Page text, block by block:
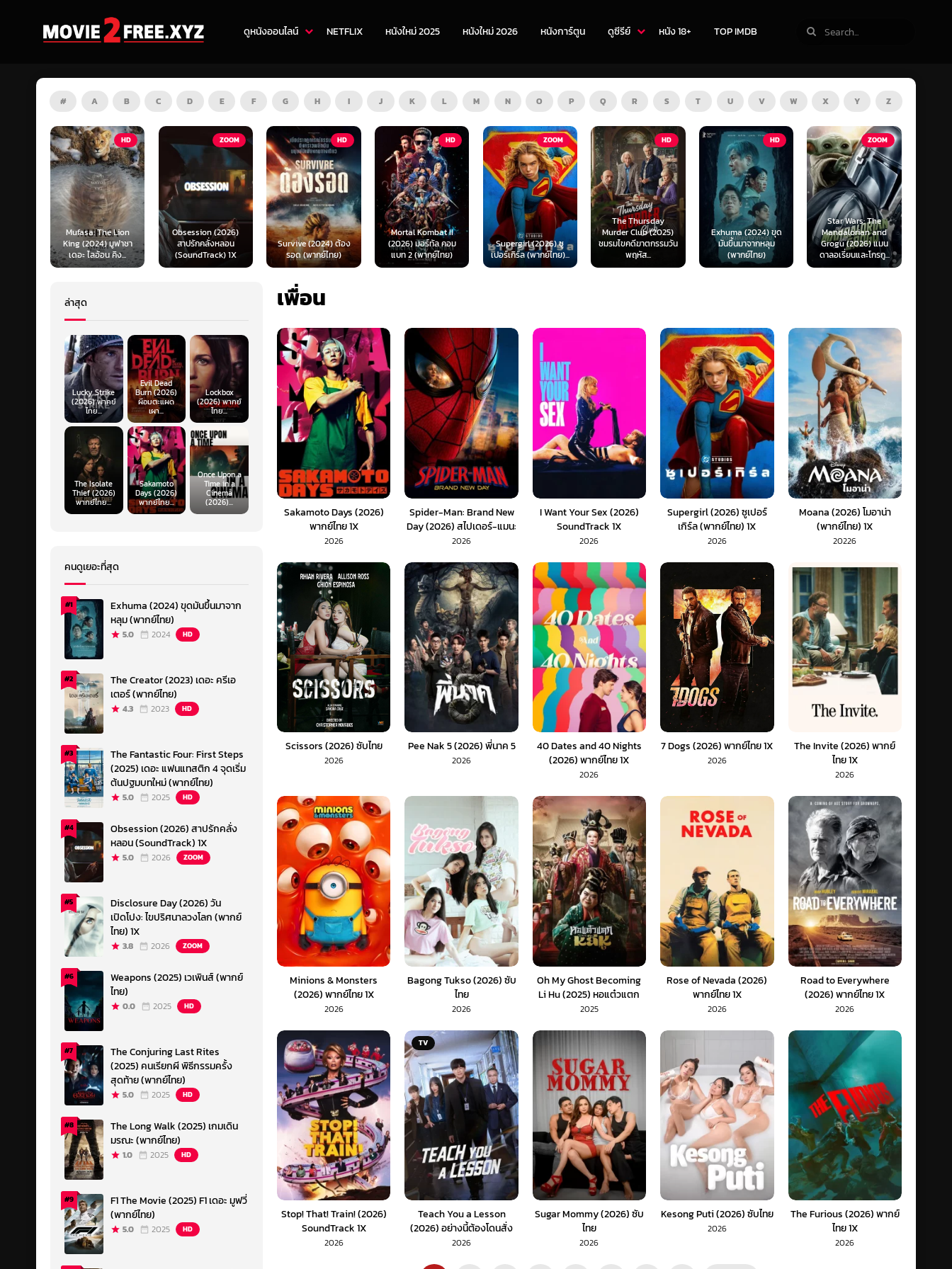
ดูหนังออนไลน์ NETFLIX หนังใหม่ 2025 หนังใหม่ 2026 หนังการ์ตูน ดูซีรีย์ หนัง 18+ TOP IMDB
# A B C D E F G H I J K L M N O P Q R S T U V W X Y Z
ZOOM
Obsession (2026)
สาปรักคลั่งหลอน
(SoundTrack) 1X
HD
Survive (2024) ต้อง
รอด (พากย์ไทย)
HD
Mortal Kombat II
(2026) มอร์ทัล คอม
แบท 2 (พากย์ไทย)
ZOOM
Supergirl (2026) ซู
เปอร์เกิร์ล (พากย์ไทย)...
HD
The Thursday
Murder Club (2025)
ชมรมไขคดีฆาตกรรมวัน
พฤหัส...
HD
Exhuma (2024) ขุด
มันขึ้นมาจากหลุม
(พากย์ไทย)
ZOOM
Star Wars: The
Mandalorian and
Grogu (2026) แมน
ดาลอเรี่ยนและโกรกู...
TV
The Last of Us
Season 1-2 (2025)
เดอะ ลาสต์ ออฟ อัส
เพื่อน
Sakamoto Days (2026)
พากย์ไทย 1X
2026
Spider-Man: Brand New
Day (2026) สไปเดอร์-แมน:
แบรนด์ นิว เดย์ (พากย์ไทย)
2026
I Want Your Sex (2026)
SoundTrack 1X
2026
Supergirl (2026) ซูเปอร์
เกิร์ล (พากย์ไทย) 1X
2026
Moana (2026) โมอาน่า
(พากย์ไทย) 1X
20226
Scissors (2026) ซับไทย
2026
Pee Nak 5 (2026) พี่นาค 5
2026
40 Dates and 40 Nights
(2026) พากย์ไทย 1X
2026
7 Dogs (2026) พากย์ไทย 1X
2026
The Invite (2026) พากย์
ไทย 1X
2026
Minions & Monsters
(2026) พากย์ไทย 1X
2026
Bagong Tukso (2026) ซับ
ไทย
2026
Oh My Ghost Becoming
Li Hu (2025) หอแต๋วแตก
แหกหลีหู
2025
Rose of Nevada (2026)
พากย์ไทย 1X
2026
Road to Everywhere
(2026) พากย์ไทย 1X
2026
Stop! That! Train! (2026)
SoundTrack 1X
2026
TV
Teach You a Lesson
(2026) อย่างนี้ต้องโดนสั่ง
สอน (พากย์ไทย) EP.1-10
2026
Sugar Mommy (2026) ซับ
ไทย
2026
Kesong Puti (2026) ซับไทย
2026
The Furious (2026) พากย์
ไทย 1X
2026
ล่าสุด
Lucky Strike
(2026) พากย์
ไทย...
Evil Dead
Burn (2026)
ผีอมตะแผด
เผา...
Lockbox
(2026) พากย์
ไทย...
The Isolate
Thief (2026)
พากย์ไทย...
Sakamoto
Days (2026)
พากย์ไทย...
Once Upon a
Time in a
Cinema
(2026)...
คนดูเยอะที่สุด
#1
Exhuma (2024) ขุดมันขึ้นมาจาก
หลุม (พากย์ไทย)
5.0 2024 HD
#2
The Creator (2023) เดอะ ครีเอ
เตอร์ (พากย์ไทย)
4.3 2023 HD
#3
The Fantastic Four: First Steps
(2025) เดอะ แฟนแทสติก 4 จุดเริ่ม
ต้นปฐมบทใหม่ (พากย์ไทย)
5.0 2025 HD
#4
Obsession (2026) สาปรักคลั่ง
หลอน (SoundTrack) 1X
5.0 2026 ZOOM
#5
Disclosure Day (2026) วัน
เปิดโปง: ไขปริศนาลวงโลก (พากย์
ไทย) 1X
3.8 2026 ZOOM
#6
Weapons (2025) เวเพินส์ (พากย์
ไทย)
0.0 2025 HD
#7
The Conjuring Last Rites
(2025) คนเรียกผี พิธีกรรมครั้ง
สุดท้าย (พากย์ไทย)
5.0 2025 HD
#8
The Long Walk (2025) เกมเดิน
มรณะ (พากย์ไทย)
1.0 2025 HD
#9
F1 The Movie (2025) F1 เดอะ มูฟวี่
(พากย์ไทย)
5.0 2025 HD